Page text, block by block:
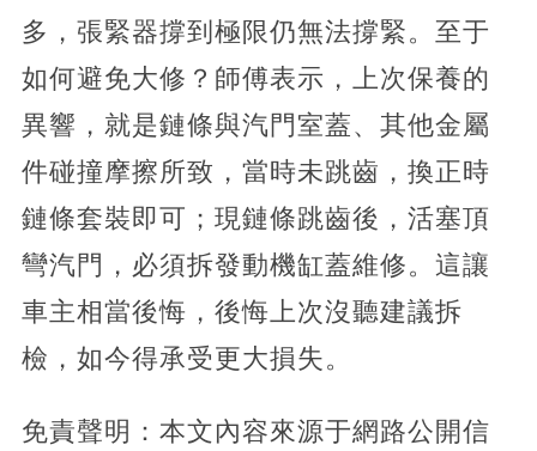
多，張緊器撐到極限仍無法撐緊。至于
如何避免大修？師傅表示，上次保養的
異響，就是鏈條與汽門室蓋、其他金屬
件碰撞摩擦所致，當時未跳齒，換正時
鏈條套裝即可；現鏈條跳齒後，活塞頂
彎汽門，必須拆發動機缸蓋維修。這讓
車主相當後悔，後悔上次沒聽建議拆
檢，如今得承受更大損失。
免責聲明：本文內容來源于網路公開信